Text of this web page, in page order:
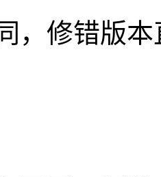
，修错版